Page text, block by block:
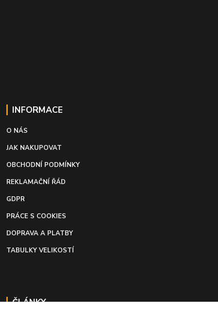
INFORMACE
O NÁS
JAK NAKUPOVAT
OBCHODNÍ PODMÍNKY
REKLAMAČNÍ ŘÁD
GDPR
PRÁCE S COOKIES
DOPRAVA A PLATBY
TABULKY VELIKOSTÍ
ČLÁNKY